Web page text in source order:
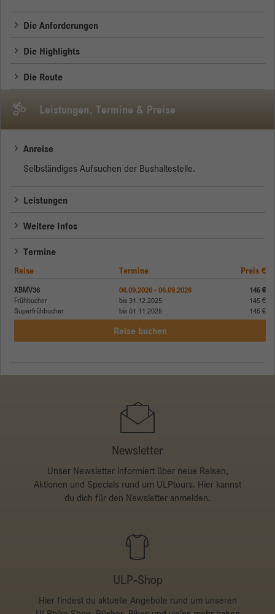
Die Anforderungen
Die Highlights
Die Route
Leistungen, Termine & Preise
Anreise
Selbständiges Aufsuchen der Bushaltestelle.
Leistungen
Weitere Infos
Termine
Reise Termine Preis €
XBMV36
Frühbucher
Superfrühbucher
06.09.2026 - 06.09.2026
bis 31.12.2025
bis 01.11.2025
145 €
145 €
145 €
Reise buchen
Newsletter
Unser Newsletter informiert über neue Reisen,
Aktionen und Specials rund um ULPtours. Hier kannst
du dich für den Newsletter anmelden.
ULP-Shop
Hier findest du aktuelle Angebote rund um unseren
Zweck